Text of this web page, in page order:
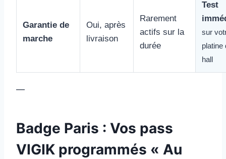
Garantie de
marche
Oui, après
livraison
Rarement
actifs sur la
durée
Test
sur
platine
hall
—
Badge Paris : Vos pass
VIGIK programmés « Au